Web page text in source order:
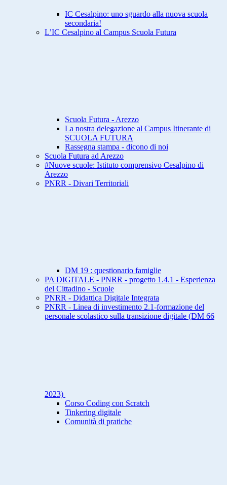
IC Cesalpino: uno sguardo alla nuova scuola
secondaria!
L’IC Cesalpino al Campus Scuola Futura
Scuola Futura - Arezzo
La nostra delegazione al Campus Itinerante di
SCUOLA FUTURA
Rassegna stampa - dicono di noi
Scuola Futura ad Arezzo
#Nuove scuole: Istituto comprensivo Cesalpino di
Arezzo
PNRR - Divari Territoriali
DM 19 : questionario famiglie
PA DIGITALE - PNRR - progetto 1.4.1 - Esperienza
del Cittadino - Scuole
PNRR - Didattica Digitale Integrata
PNRR - Linea di investimento 2.1-formazione del
personale scolastico sulla transizione digitale (DM 66
2023)
Corso Coding con Scratch
Tinkering digitale
Comunità di pratiche